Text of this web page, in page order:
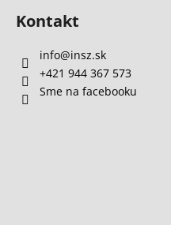
Kontakt
info@insz.sk
+421 944 367 573
Sme na facebooku